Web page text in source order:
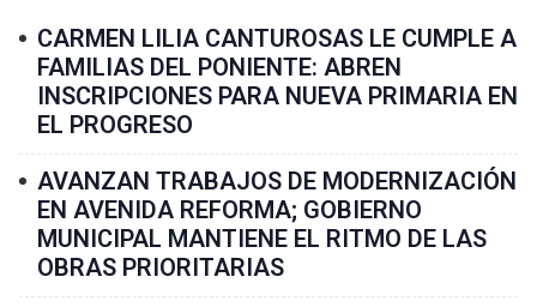
CARMEN LILIA CANTUROSAS LE CUMPLE A
FAMILIAS DEL PONIENTE: ABREN
INSCRIPCIONES PARA NUEVA PRIMARIA EN
EL PROGRESO
AVANZAN TRABAJOS DE MODERNIZACIÓN
EN AVENIDA REFORMA; GOBIERNO
MUNICIPAL MANTIENE EL RITMO DE LAS
OBRAS PRIORITARIAS